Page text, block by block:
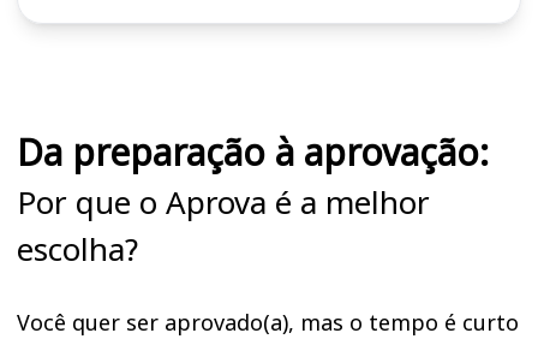
Da preparação à aprovação:
Por que o Aprova é a melhor
escolha?
Você quer ser aprovado(a), mas o tempo é curto